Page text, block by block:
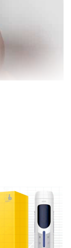
thấp shp1387a